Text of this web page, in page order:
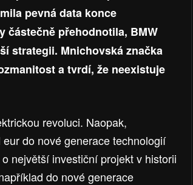
pevná data konce
částečně přehodnotila, BMW
strategii. Mnichovská značka
a tvrdí, že neexistuje
revoluci. Naopak,
do nové generace technologií
o největší investiční projekt v historii
do nové generace